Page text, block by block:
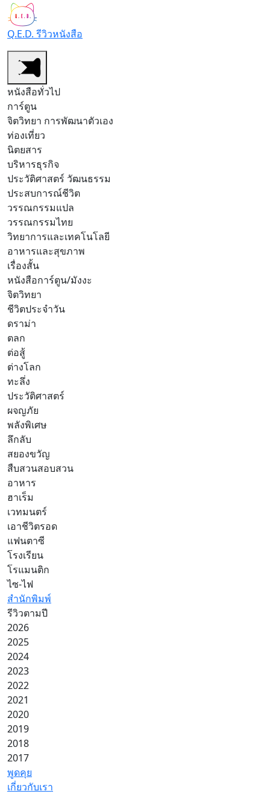
Q.E.D. รีวิวหนังสือ
หนังสือทั่วไป
การ์ตูน
จิตวิทยา การพัฒนาตัวเอง
ท่องเที่ยว
นิตยสาร
บริหารธุรกิจ
ประวัติศาสตร์ วัฒนธรรม
ประสบการณ์ชีวิต
วรรณกรรมแปล
วรรณกรรมไทย
วิทยาการและเทคโนโลยี
อาหารและสุขภาพ
เรื่องสั้น
หนังสือการ์ตูน/มังงะ
จิตวิทยา
ชีวิตประจำวัน
ดราม่า
ตลก
ต่อสู้
ต่างโลก
ทะลึ่ง
ประวัติศาสตร์
ผจญภัย
พลังพิเศษ
ลึกลับ
สยองขวัญ
สืบสวนสอบสวน
อาหาร
ฮาเร็ม
เวทมนตร์
เอาชีวิตรอด
แฟนตาซี
โรงเรียน
โรแมนติก
ไซ-ไฟ
สำนักพิมพ์
รีวิวตามปี
2026
2025
2024
2023
2022
2021
2020
2019
2018
2017
พูดคุย
เกี่ยวกับเรา